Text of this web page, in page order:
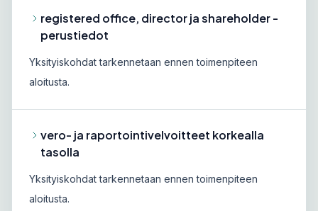
registered office, director ja shareholder -
perustiedot
Yksityiskohdat tarkennetaan ennen toimenpiteen
aloitusta.
vero- ja raportointivelvoitteet korkealla
tasolla
Yksityiskohdat tarkennetaan ennen toimenpiteen
aloitusta.